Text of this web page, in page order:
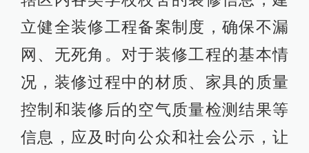
立健全装修工程备案制度，确保不漏
网、无死角。对于装修工程的基本情
况，装修过程中的材质、家具的质量
控制和装修后的空气质量检测结果等
信息，应及时向公众和社会公示，让